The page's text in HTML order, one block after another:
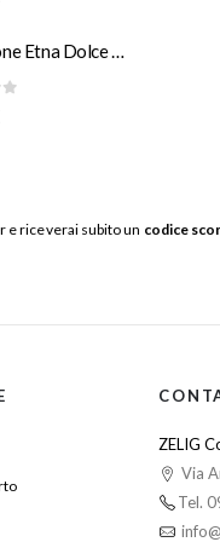
Panettone Etna Dolce Vulcano e Pistacchio Salato 1Kg Scatola Illustrazione “Orlando”
e riceverai subito un codice
ZELIG
Via
Tel.